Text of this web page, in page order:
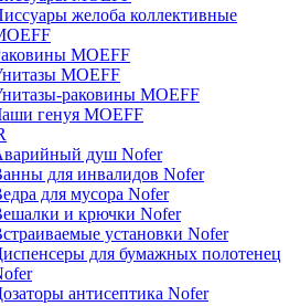
желоба коллективные
MOEFF
MOEFF
раковины MOEFF
генуя MOEFF
душ Nofer
для инвалидов Nofer
для мусора Nofer
и крючки Nofer
установки Nofer
для бумажных полотенец
антисептика Nofer